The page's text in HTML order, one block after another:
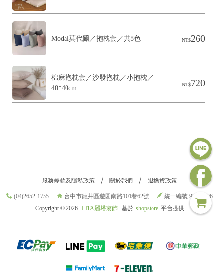
NT$260
Modal莫代爾／抱枕套／共8色
NT$720
棉麻抱枕套／沙發抱枕／小抱枕／
40*40cm
服務條款及隱私政策 關於我們 退換貨政策
(04)2652-1755 台中市龍井區遊園南路101巷62號
統一編號 98709696
Copyright © 2026 LITA麗塔寢飾 基於 shopstore 平台提供